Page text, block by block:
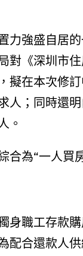
力強盛自居
對《深圳市
擬在本次修
人；同時還
。
合為“一人買
身職工存款
配合還款人